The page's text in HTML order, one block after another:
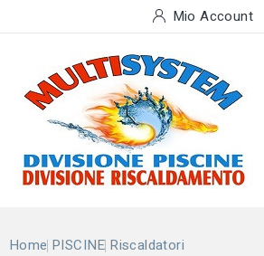
Mio Account
Home PISCINE Riscaldatori